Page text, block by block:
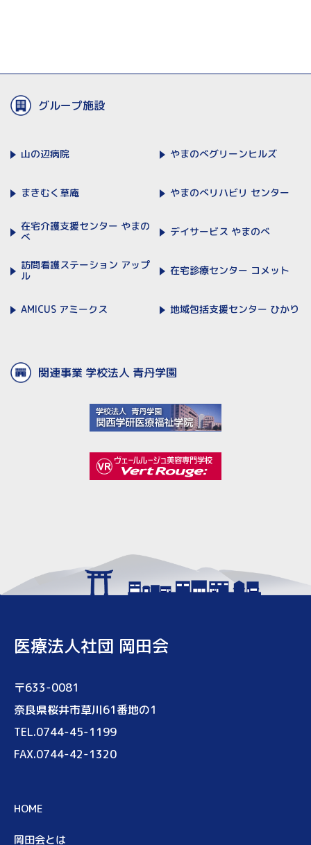
グループ施設
山の辺病院 やまのべグリーンヒルズ
まきむく草庵 やまのべリハビリ センター
在宅介護支援センター やまの
べ
デイサービス やまのべ
訪問看護ステーション アップ
ル
在宅診療センター コメット
AMICUS アミークス 地域包括支援センター ひかり
関連事業 学校法人 青丹学園
医療法人社団 岡田会
〒633-0081
奈良県桜井市草川61番地の1
TEL.0744-45-1199
FAX.0744-42-1320
HOME
岡田会とは